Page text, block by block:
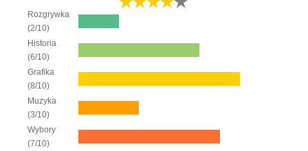
Rozgrywka
(2/10)
Historia
(6/10)
Grafika
(8/10)
Muzyka
(3/10)
Wybory
(7/10)